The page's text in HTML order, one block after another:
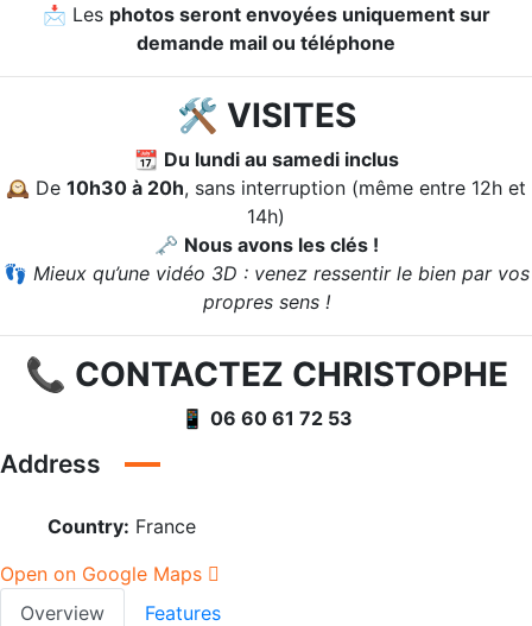
📩 Les photos seront envoyées uniquement sur
demande mail ou téléphone
🛠️ VISITES
📆 Du lundi au samedi inclus
🕰️ De 10h30 à 20h, sans interruption (même entre 12h et
14h)
🗝️ Nous avons les clés !
👣 Mieux qu’une vidéo 3D : venez ressentir le bien par vos
propres sens !
📞 CONTACTEZ CHRISTOPHE
📱 06 60 61 72 53
Address
Country: France
Open on Google Maps
Overview
Features